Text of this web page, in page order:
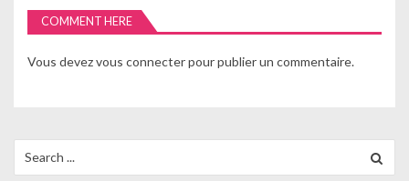
t
d
COMMENT HERE
Vous devezvous connecterpour publier un commentaire.
for: